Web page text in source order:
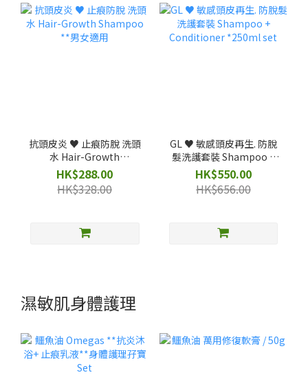
抗頭皮炎 ♥️ 止痕防脫 洗頭
水 Hair-Growth
Shampoo **男女適用
HK$288.00
HK$328.00
GL ♥️ 敏感頭皮再生. 防脫
髮洗護套裝 Shampoo +
Conditioner *250ml set
HK$550.00
HK$656.00
濕敏肌身體護理